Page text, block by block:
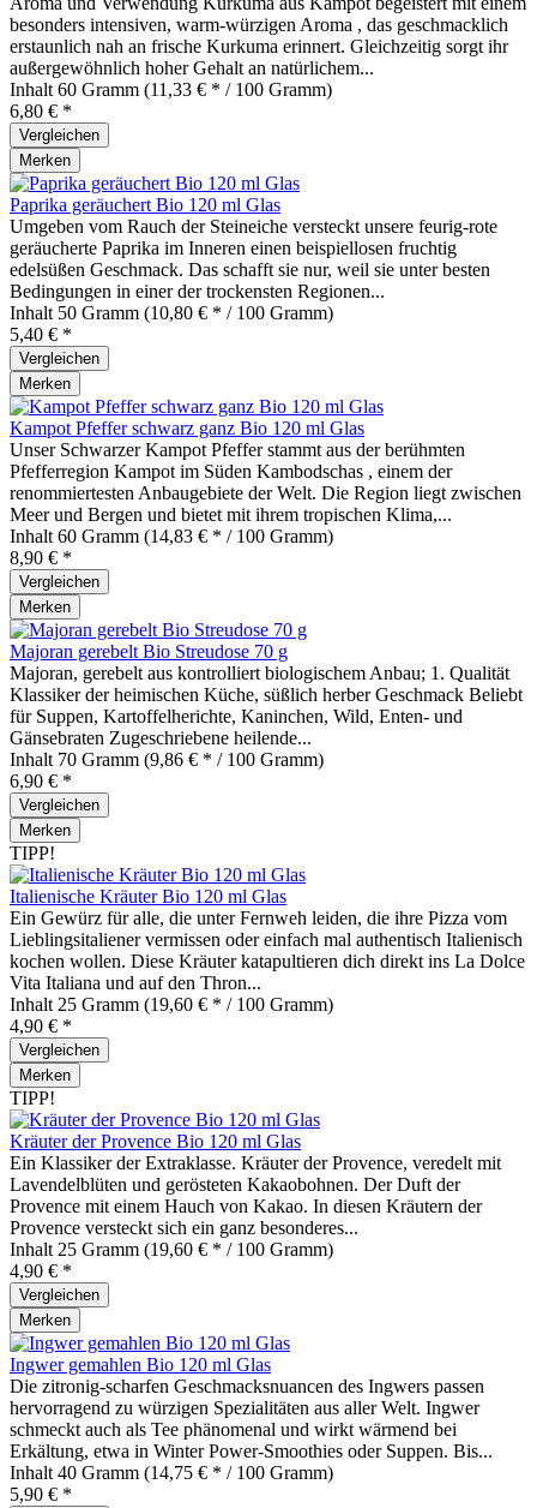
besonders intensiven, warm-würzigen Aroma , das geschmacklich
erstaunlich nah an frische Kurkuma erinnert. Gleichzeitig sorgt ihr
außergewöhnlich hoher Gehalt an natürlichem...
Inhalt 60 Gramm (11,33 € * / 100 Gramm)
6,80 € *
Vergleichen
Merken
Paprika geräuchert Bio 120 ml Glas
Umgeben vom Rauch der Steineiche versteckt unsere feurig-rote
geräucherte Paprika im Inneren einen beispiellosen fruchtig
edelsüßen Geschmack. Das schafft sie nur, weil sie unter besten
Bedingungen in einer der trockensten Regionen...
Inhalt 50 Gramm (10,80 € * / 100 Gramm)
5,40 € *
Vergleichen
Merken
Kampot Pfeffer schwarz ganz Bio 120 ml Glas
Unser Schwarzer Kampot Pfeffer stammt aus der berühmten
Pfefferregion Kampot im Süden Kambodschas , einem der
renommiertesten Anbaugebiete der Welt. Die Region liegt zwischen
Meer und Bergen und bietet mit ihrem tropischen Klima,...
Inhalt 60 Gramm (14,83 € * / 100 Gramm)
8,90 € *
Vergleichen
Merken
Majoran gerebelt Bio Streudose 70 g
Majoran, gerebelt aus kontrolliert biologischem Anbau; 1. Qualität
Klassiker der heimischen Küche, süßlich herber Geschmack Beliebt
für Suppen, Kartoffelherichte, Kaninchen, Wild, Enten- und
Gänsebraten Zugeschriebene heilende...
Inhalt 70 Gramm (9,86 € * / 100 Gramm)
6,90 € *
Vergleichen
Merken
TIPP!
Italienische Kräuter Bio 120 ml Glas
Ein Gewürz für alle, die unter Fernweh leiden, die ihre Pizza vom
Lieblingsitaliener vermissen oder einfach mal authentisch Italienisch
kochen wollen. Diese Kräuter katapultieren dich direkt ins La Dolce
Vita Italiana und auf den Thron...
Inhalt 25 Gramm (19,60 € * / 100 Gramm)
4,90 € *
Vergleichen
Merken
TIPP!
Kräuter der Provence Bio 120 ml Glas
Ein Klassiker der Extraklasse. Kräuter der Provence, veredelt mit
Lavendelblüten und gerösteten Kakaobohnen. Der Duft der
Provence mit einem Hauch von Kakao. In diesen Kräutern der
Provence versteckt sich ein ganz besonderes...
Inhalt 25 Gramm (19,60 € * / 100 Gramm)
4,90 € *
Vergleichen
Merken
Ingwer gemahlen Bio 120 ml Glas
Die zitronig-scharfen Geschmacksnuancen des Ingwers passen
hervorragend zu würzigen Spezialitäten aus aller Welt. Ingwer
schmeckt auch als Tee phänomenal und wirkt wärmend bei
Erkältung, etwa in Winter Power-Smoothies oder Suppen. Bis...
Inhalt 40 Gramm (14,75 € * / 100 Gramm)
5,90 € *